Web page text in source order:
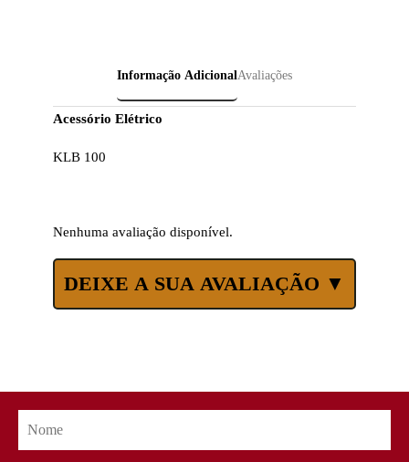
Informação AdicionalAvaliações
Acessório Elétrico
KLB 100
Nenhuma avaliação disponível.
DEIXE A SUA AVALIAÇÃO ▼